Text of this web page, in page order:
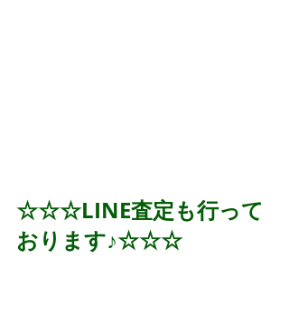
☆☆☆LINE査定も行って
おります♪☆☆☆